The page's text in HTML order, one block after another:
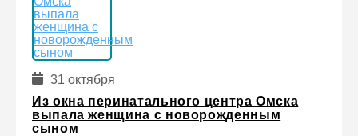
31 октября
Из окна перинатального центра Омска
выпала женщина с новорожденным
сыном